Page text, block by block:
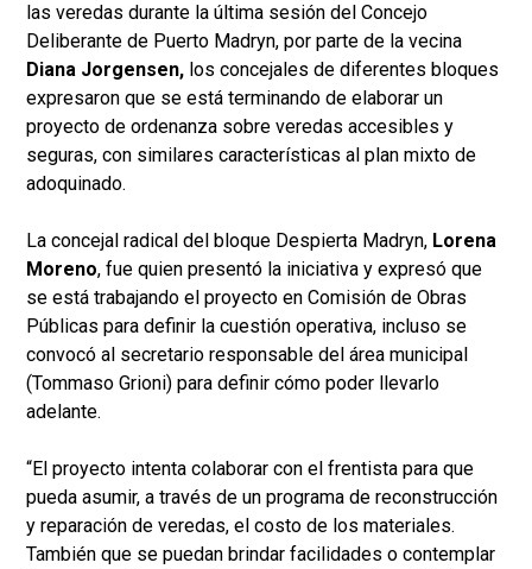
las veredas durante la última sesión del Concejo
Deliberante de Puerto Madryn, por parte de la vecina
Diana Jorgensen, los concejales de diferentes bloques
expresaron que se está terminando de elaborar un
proyecto de ordenanza sobre veredas accesibles y
seguras, con similares características al plan mixto de
adoquinado.
La concejal radical del bloque Despierta Madryn, Lorena
Moreno, fue quien presentó la iniciativa y expresó que
se está trabajando el proyecto en Comisión de Obras
Públicas para definir la cuestión operativa, incluso se
convocó al secretario responsable del área municipal
(Tommaso Grioni) para definir cómo poder llevarlo
adelante.
“El proyecto intenta colaborar con el frentista para que
pueda asumir, a través de un programa de reconstrucción
y reparación de veredas, el costo de los materiales.
También que se puedan brindar facilidades o contemplar